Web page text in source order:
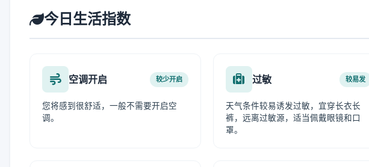
今日生活指数
空调开启 较少开启
您将感到很舒适，一般不需要开启空
调。
过敏 较易发
天气条件较易诱发过敏，宜穿长衣长
裤，远离过敏源，适当佩戴眼镜和口
罩。